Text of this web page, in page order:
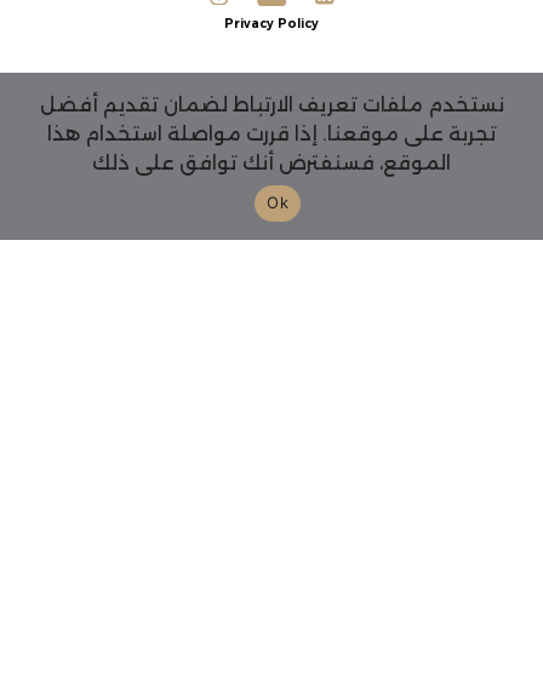
Privacy Policy
نستخدم ملفات تعريف الارتباط لضمان تقديم أفضل
تجربة على موقعنا. إذا قررت مواصلة استخدام هذا
الموقع، فسنفترض أنك توافق على ذلك
Ok